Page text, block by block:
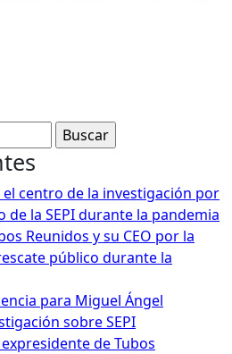
el centro de la investigación por
la SEPI durante la pandemia
Reunidos y su CEO por la
público durante la
para Miguel Ángel
sobre SEPI
de Tubos